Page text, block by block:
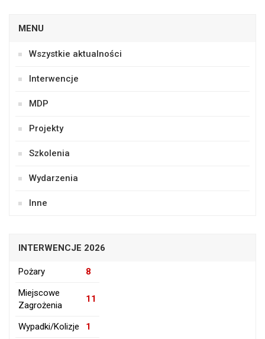
MENU
Wszystkie aktualności
Interwencje
MDP
Projekty
Szkolenia
Wydarzenia
Inne
INTERWENCJE 2026
Pożary
8
Miejscowe
Zagrożenia
11
Wypadki/Kolizje 1